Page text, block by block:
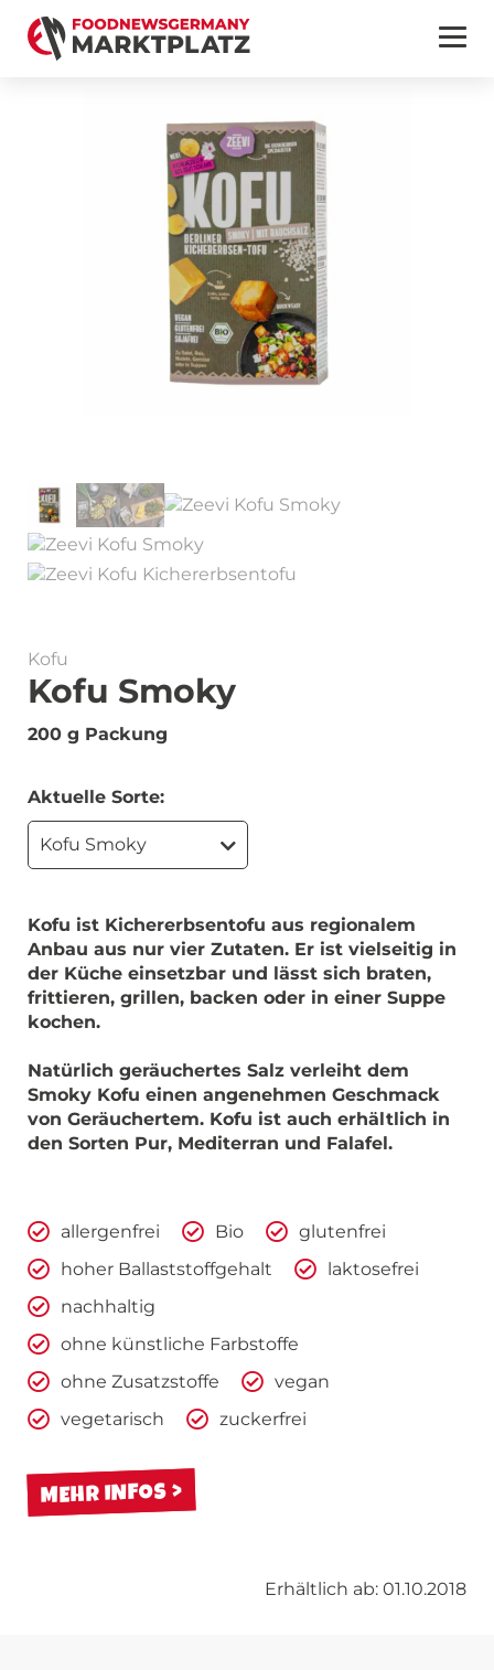
Kofu
Kofu Smoky
200 g Packung
Aktuelle Sorte:
Kofu Smoky
Kofu ist Kichererbsentofu aus regionalem
Anbau aus nur vier Zutaten. Er ist vielseitig in
der Küche einsetzbar und lässt sich braten,
frittieren, grillen, backen oder in einer Suppe
kochen.
Natürlich geräuchertes Salz verleiht dem
Smoky Kofu einen angenehmen Geschmack
von Geräuchertem. Kofu ist auch erhältlich in
den Sorten Pur, Mediterran und Falafel.
allergenfrei Bio
glutenfrei
hoher Ballaststoffgehalt
laktosefrei
nachhaltig
ohne künstliche Farbstoffe
ohne Zusatzstoffe
vegan
vegetarisch
zuckerfrei
MEHR INFOS
Erhältlich ab: 01.10.2018